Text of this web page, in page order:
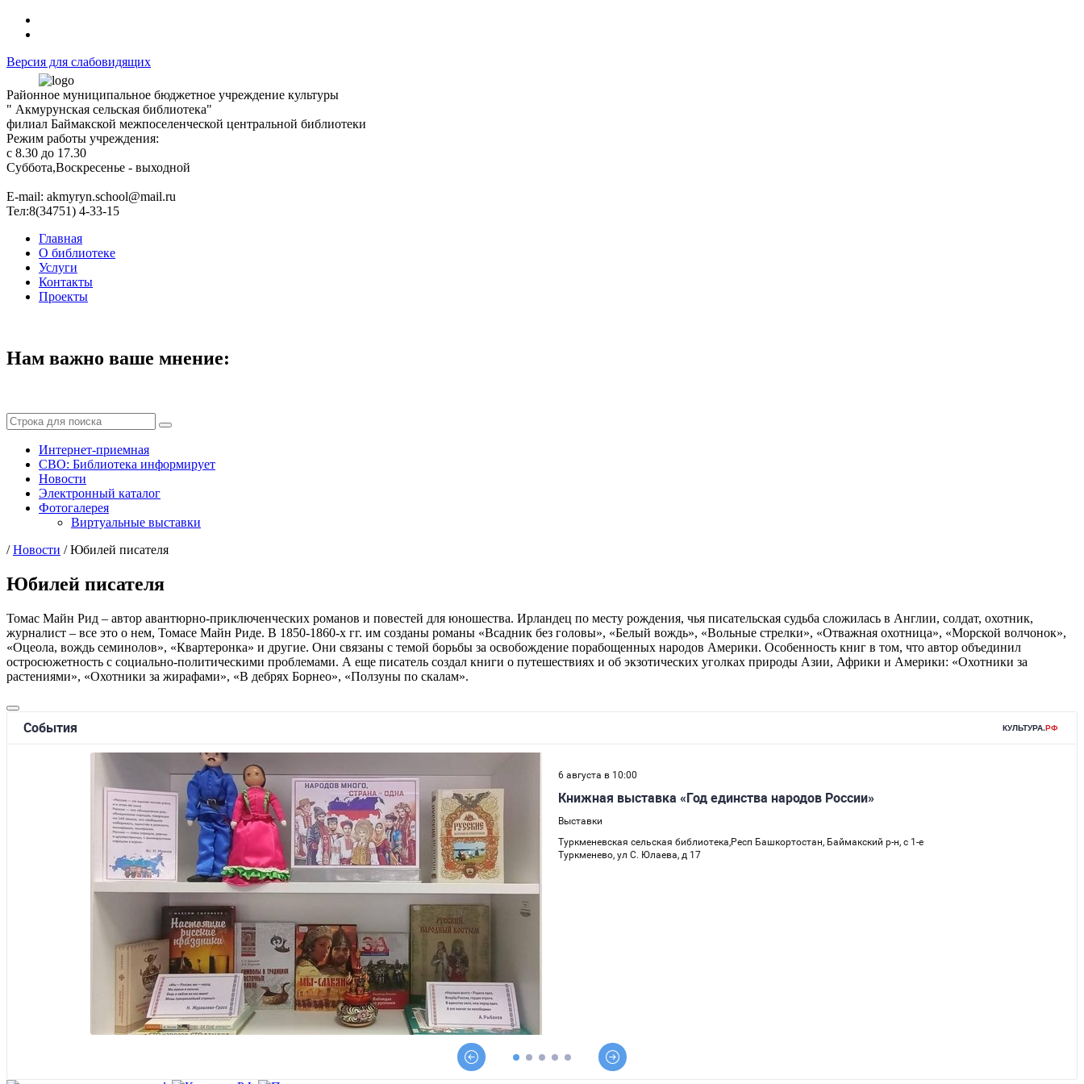
Версия для слабовидящих
Районное муниципальное бюджетное учреждение культуры
" Акмурунская сельская библиотека"
филиал Баймакской межпоселенческой центральной библиотеки
Режим работы учреждения:
с 8.30 до 17.30
Суббота,Воскресенье - выходной
Е-mail: akmyryn.school@mail.ru
Тел:8(34751) 4-33-15
Главная
О библиотеке
Услуги
Контакты
Проекты
Нам важно ваше мнение:
Интернет-приемная
СВО: Библиотека информирует
Новости
Электронный каталог
Фотогалерея
Виртуальные выставки
/Новости /Юбилей писателя
Юбилей писателя
Томас Майн Рид – автор авантюрно-приключенческих романов и повестей для юношества. Ирландец по месту рождения, чья писательская судьба сложилась в Англии, солдат, охотник,
журналист – все это о нем, Томасе Майн Риде. В 1850-1860-х гг. им созданы романы «Всадник без головы», «Белый вождь», «Вольные стрелки», «Отважная охотница», «Морской волчонок»,
«Оцеола, вождь семинолов», «Квартеронка» и другие. Они связаны с темой борьбы за освобождение порабощенных народов Америки. Особенность книг в том, что автор объединил
остросюжетность с социально-политическими проблемами. А еще писатель создал книги о путешествиях и об экзотических уголках природы Азии, Африки и Америки: «Охотники за
растениями», «Охотники за жирафами», «В дебрях Борнео», «Ползуны по скалам».